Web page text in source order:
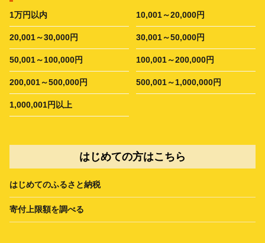
1万円以内 10,001～20,000円
20,001～30,000円 30,001～50,000円
50,001～100,000円 100,001～200,000円
200,001～500,000円 500,001～1,000,000円
1,000,001円以上
はじめての方はこちら
はじめてのふるさと納税
寄付上限額を調べる